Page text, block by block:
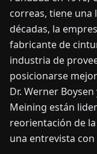
CONTÁCTENOS
correas, tiene
décadas, la
fabricante de
industria de
posicionarse
Dr. Werner
Meining están
reorientación de
una entrevista